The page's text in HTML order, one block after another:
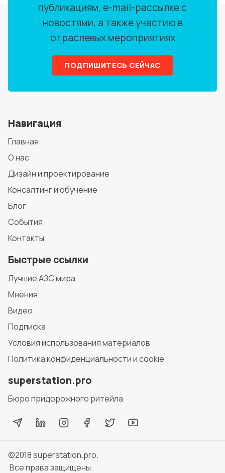
публикациям, e-mail-рассылке с
новостями, а также участию в
отраслевых мероприятиях
ПОДПИШИТЕСЬ СЕЙЧАС
Навигация
Главная
О нас
Дизайн и проектирование
Консалтинг и обучение
Блог
События
Контакты
Быстрые ссылки
Лучшие АЗС мира
Мнения
Видео
Подписка
Условия использования материалов
Политика конфиденциальности и cookie
superstation.pro
Бюро придорожного ритейла
©2018superstation.pro.
Все права защищены.